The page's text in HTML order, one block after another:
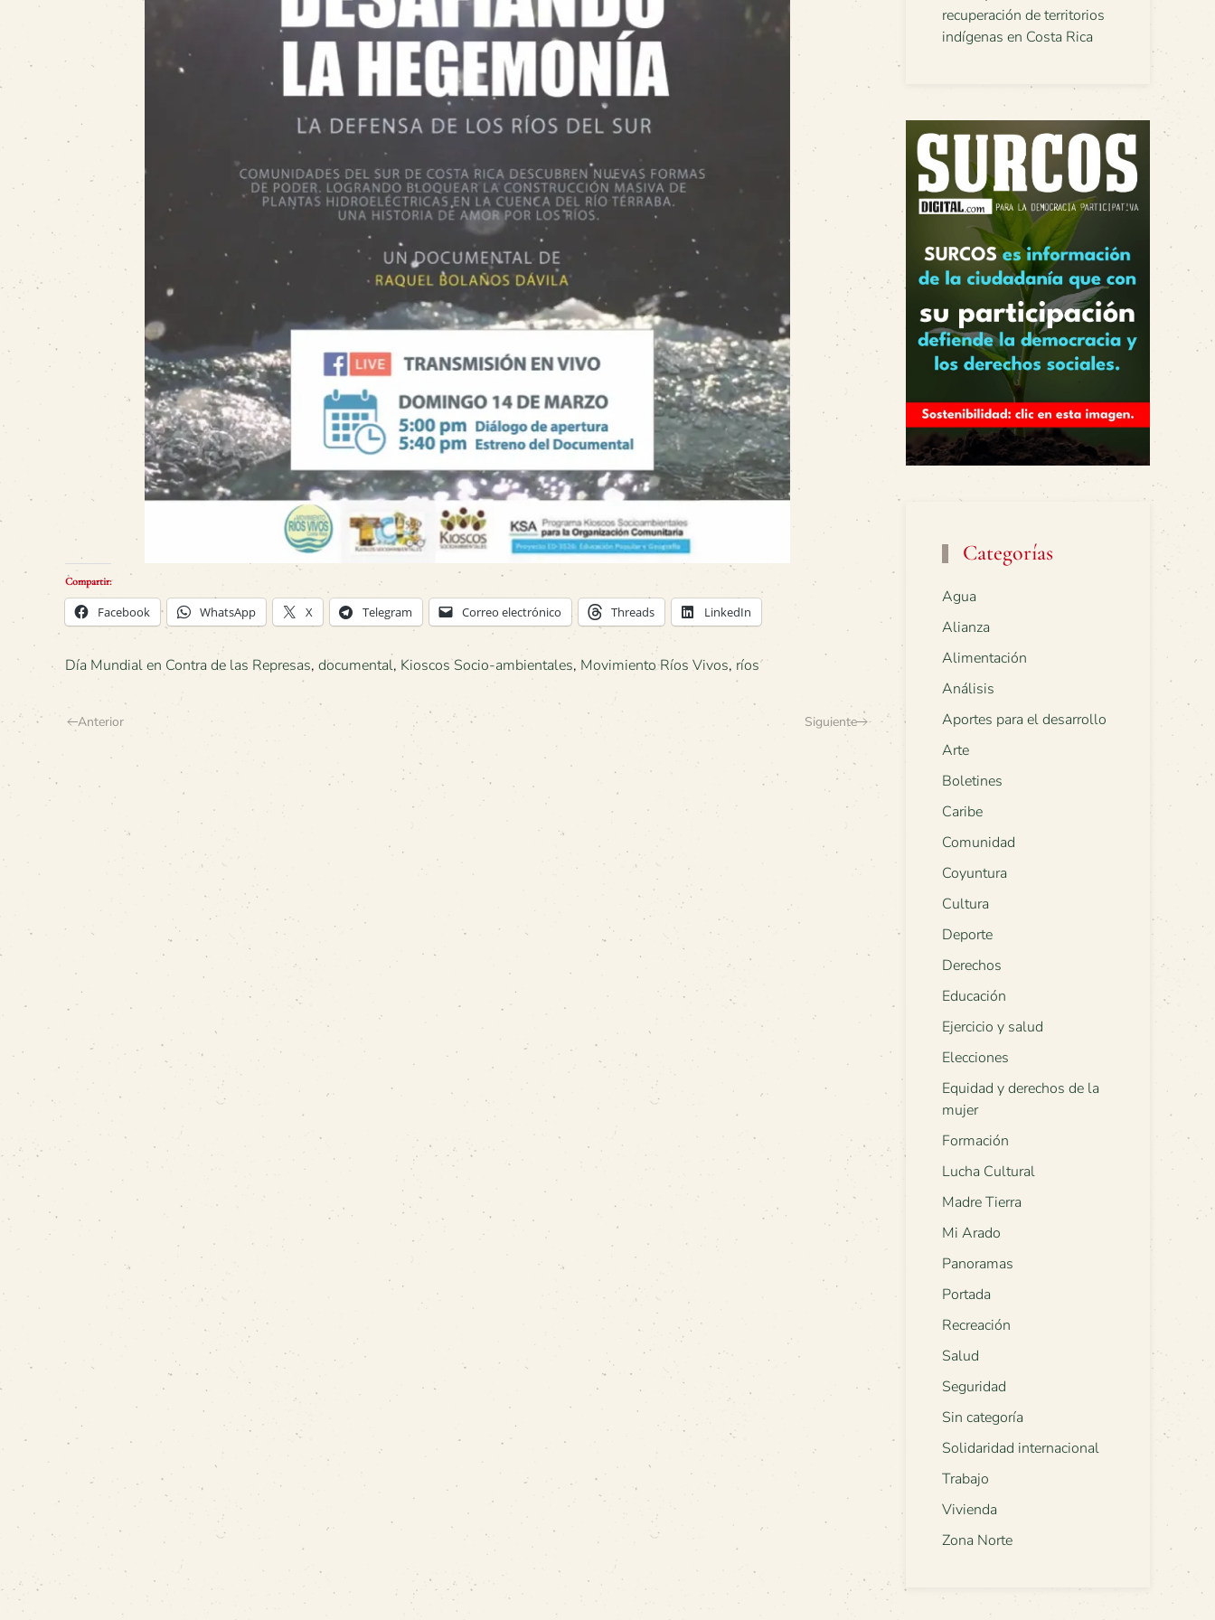
Compartir:
Facebook WhatsApp X Telegram Correo electrónico Threads LinkedIn
Día Mundial en Contra de las Represas, documental, Kioscos Socio-ambientales, Movimiento Ríos Vivos, ríos
Anterior Siguiente
recuperación de territorios
indígenas en Costa Rica
Categorías
Agua
Alianza
Alimentación
Análisis
Aportes para el desarrollo
Arte
Boletines
Caribe
Comunidad
Coyuntura
Cultura
Deporte
Derechos
Educación
Ejercicio y salud
Elecciones
Equidad y derechos de la
mujer
Formación
Lucha Cultural
Madre Tierra
Mi Arado
Panoramas
Portada
Recreación
Salud
Seguridad
Sin categoría
Solidaridad internacional
Trabajo
Vivienda
Zona Norte